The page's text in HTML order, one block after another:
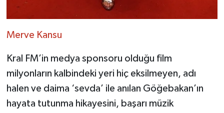
Merve Kansu
Kral FM’in medya sponsoru olduğu film
milyonların kalbindeki yeri hiç eksilmeyen, adı
halen ve daima ‘sevda’ ile anılan Göğebakan’ın
hayata tutunma hikayesini, başarı müzik